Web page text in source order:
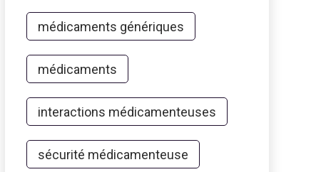
médicaments génériques
médicaments
interactions médicamenteuses
sécurité médicamenteuse